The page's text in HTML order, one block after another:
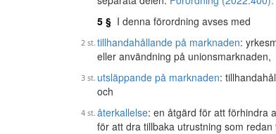
5 § I denna förordning avses med
tillhandahållande på marknaden:
eller användning på unionsmarknaden,
utsläppande på marknaden:
och
återkallelse: en åtgärd för att förhindra
för att dra tillbaka utrustning som